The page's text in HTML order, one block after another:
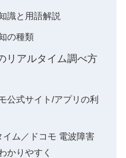
識と用語解説
の種類
リアルタイム調べ方
公式サイト/アプリの利
イム／ドコモ 電波障害
かりやすく